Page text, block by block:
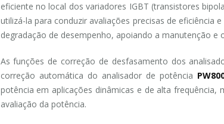
eficiente no local dos variadores IGBT (transistores
utilizá-la para conduzir avaliações precisas de
degradação de desempenho, apoiando a manutenção e
As funções de correção de desfasamento dos
correção automática do analisador de potência
potência em aplicações dinâmicas e de alta
avaliação da potência.